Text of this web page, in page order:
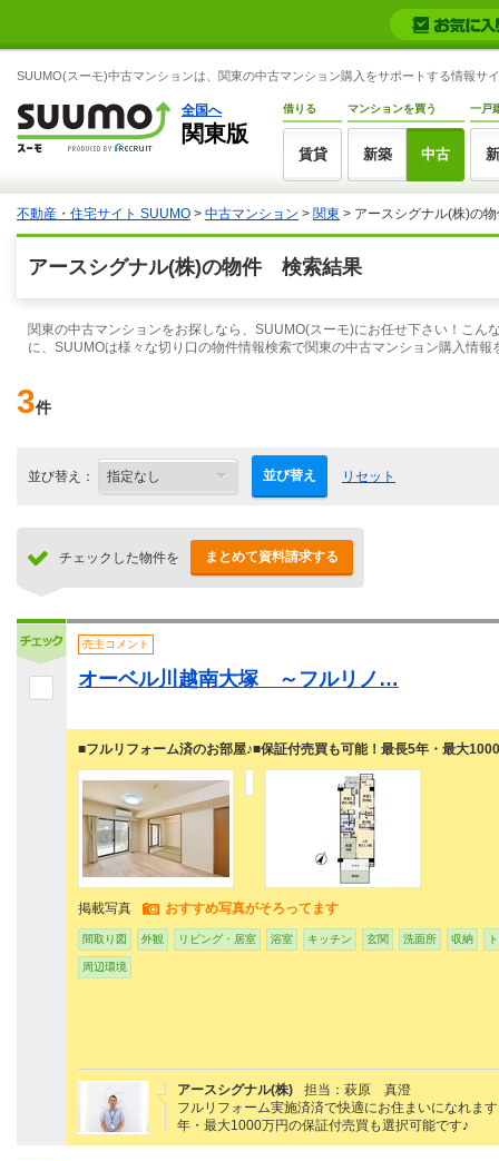
SUUMO(スーモ)中古マンションは、関東の中古マンション購入をサポートする情報サ
全国へ
関東版
借りる
賃貸
マンションを買う
新築 中古
一戸
不動産・住宅サイト SUUMO > 中古マンション > 関東 > アースシグナル(株)の
アースシグナル(株)の物件 検索結果
関東の中古マンションをお探しなら、SUUMO(スーモ)にお任せ下さい！こ
に、SUUMOは様々な切り口の物件情報検索で関東の中古マンション購入情報
3件
並び替え： 並び替え リセット
チェックした物件を まとめて資料請求する
売主コメント
オーベル川越南大塚 ～フルリノ…
■フルリフォーム済のお部屋♪■保証付売買も可能！最長5年・最大
掲載写真 おすすめ写真がそろってます
間取り図 外観 リビング・居室 浴室 キッチン 玄関 洗面所 収納
周辺環境
アースシグナル(株)
担当：萩原 真澄
フルリフォーム実施済済で快適にお住まいになれま
年・最大1000万円の保証付売買も選択可能です♪